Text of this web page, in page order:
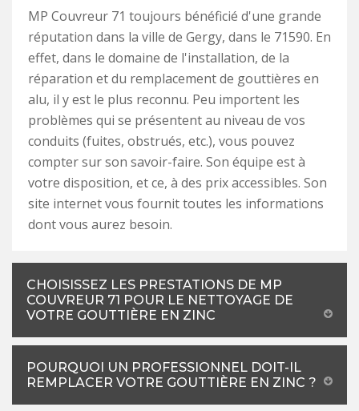
MP Couvreur 71 toujours bénéficié d'une grande
réputation dans la ville de Gergy, dans le 71590. En
effet, dans le domaine de l'installation, de la
réparation et du remplacement de gouttières en
alu, il y est le plus reconnu. Peu importent les
problèmes qui se présentent au niveau de vos
conduits (fuites, obstrués, etc.), vous pouvez
compter sur son savoir-faire. Son équipe est à
votre disposition, et ce, à des prix accessibles. Son
site internet vous fournit toutes les informations
dont vous aurez besoin.
CHOISISSEZ LES PRESTATIONS DE MP
COUVREUR 71 POUR LE NETTOYAGE DE
VOTRE GOUTTIÈRE EN ZINC
POURQUOI UN PROFESSIONNEL DOIT-IL
REMPLACER VOTRE GOUTTIÈRE EN ZINC ?